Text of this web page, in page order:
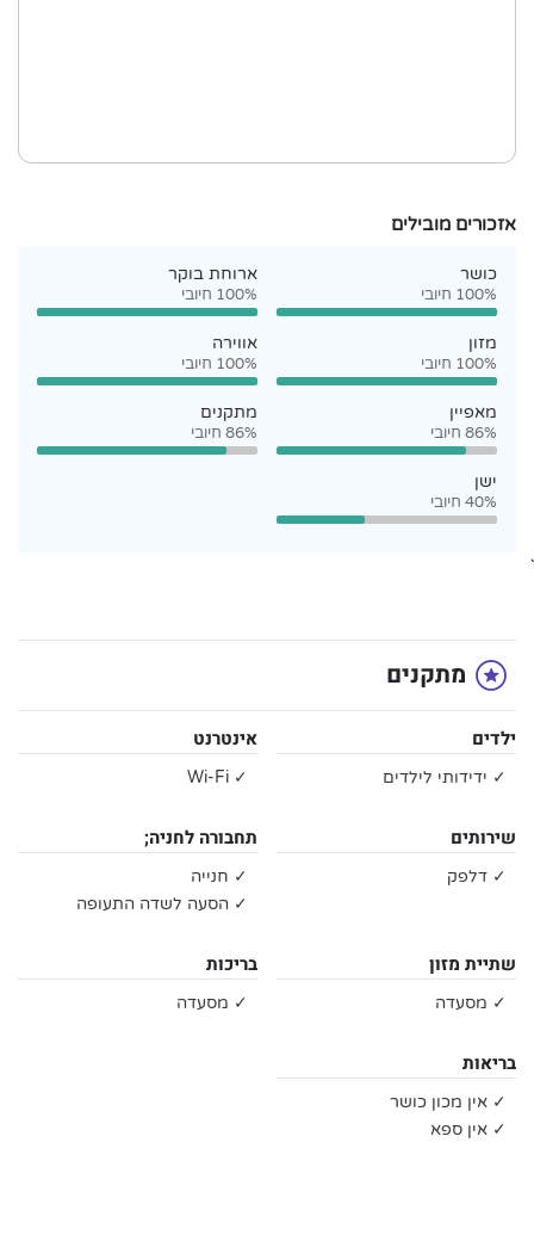
אזכורים מובילים
כושר
100% חיובי
ארוחת בוקר
100% חיובי
מזון
100% חיובי
אווירה
100% חיובי
מאפיין
86% חיובי
מתקנים
86% חיובי
ישן
40% חיובי
`
מתקנים
ילדים
✓ ידידותי לילדים
אינטרנט
✓ Wi-Fi
שירותים
✓ דלפק
תחבורה לחניה;
✓ חנייה
✓ הסעה לשדה התעופה
שתיית מזון
✓ מסעדה
בריכות
✓ מסעדה
בריאות
✓ אין מכון כושר
✓ אין ספא